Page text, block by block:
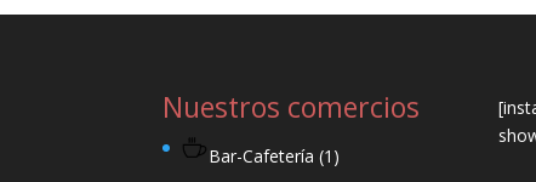
Nuestros comercios
Bar-Cafetería (1)